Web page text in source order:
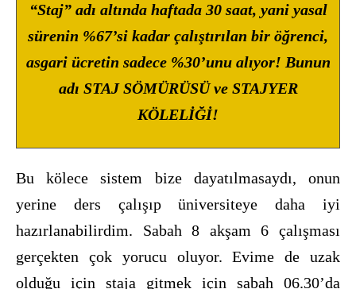
“Staj” adı altında haftada 30 saat, yani yasal
sürenin %67’si kadar çalıştırılan bir öğrenci,
asgari ücretin sadece %30’unu alıyor! Bunun
adı STAJ SÖMÜRÜSÜ ve STAJYER
KÖLELİĞİ!
Bu kölece sistem bize dayatılmasaydı, onun
yerine ders çalışıp üniversiteye daha iyi
hazırlanabilirdim. Sabah 8 akşam 6 çalışması
gerçekten çok yorucu oluyor. Evime de uzak
olduğu için staja gitmek için sabah 06.30’da